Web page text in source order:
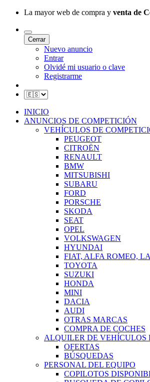
La mayor web de compra y venta de
Cerrar
Nuevo anuncio
Entrar
Olvidé mi usuario o clave
Registrarme
INICIO
ANUNCIOS DE COMPETICIÓN
VEHÍCULOS DE
PEUGEOT
CITROËN
RENAULT
BMW
MITSUBISHI
SUBARU
FORD
PORSCHE
SKODA
SEAT
OPEL
VOLKSWAGEN
HYUNDAI
FIAT, ALFA ROMEO,
TOYOTA
SUZUKI
HONDA
MINI
DACIA
AUDI
OTRAS MARCAS
COMPRA DE COCHES
ALQUILER DE VEHÍCULOS
OFERTAS
BÚSQUEDAS
PERSONAL DEL EQUIPO
COPILOTOS